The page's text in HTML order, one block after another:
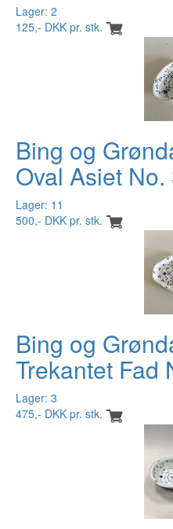
Lager: 2
125,- DKK pr. stk.
Bing og
Oval Asiet No.
Lager: 11
500,- DKK pr. stk.
Bing og
Trekantet Fad
Lager: 3
475,- DKK pr. stk.